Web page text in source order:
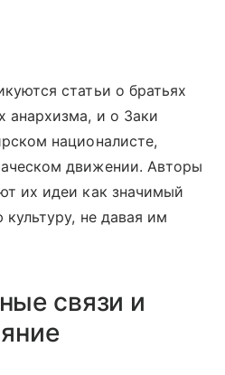
статьи о братьях
анархизма, и о Заки
националисте,
движении. Авторы
их идеи как значимый
культуру, не давая им
связи и